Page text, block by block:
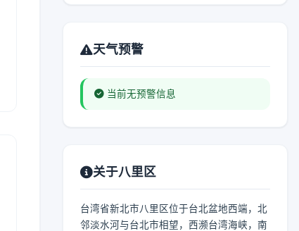
天气预警
当前无预警信息
关于八里区
台湾省新北市八里区位于台北盆地西端，北
邻淡水河与台北市相望，西濒台湾海峡，南